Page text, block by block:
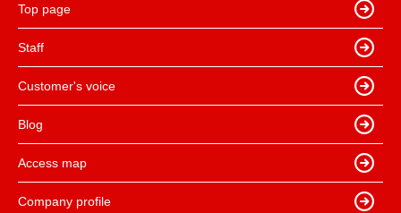
Top page
Staff
Customer's voice
Blog
Access map
Company profile